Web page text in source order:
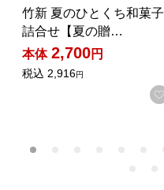
竹新 夏のひとくち和菓子
詰合せ【夏の贈…
本体 2,700円
税込 2,916円